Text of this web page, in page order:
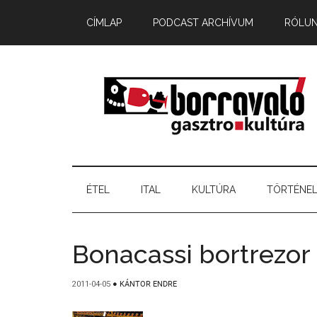
CÍMLAP PODCAST ARCHÍVUM
ÉTEL ITAL KULTÚRA
Bonacassi bortrezor
2011-04-05 ● KÁNTOR ENDRE